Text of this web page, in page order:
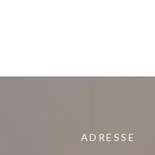
ADRESSE